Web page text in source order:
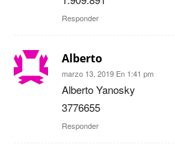
Responder
Alberto
marzo 13, 2019 En 1:41 pm
Alberto Yanosky
3776655
Responder